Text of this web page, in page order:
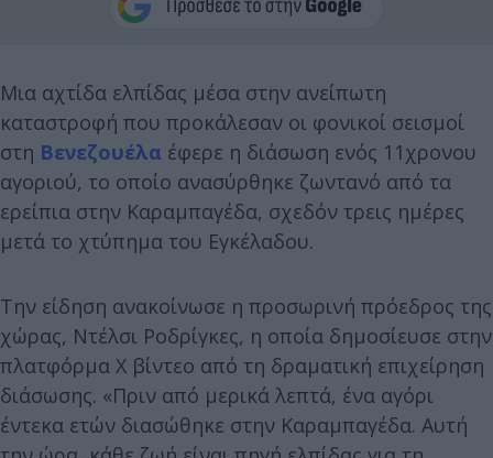
Μια αχτίδα ελπίδας μέσα στην ανείπωτη
καταστροφή που προκάλεσαν οι φονικοί σεισμοί
στη Βενεζουέλα έφερε η διάσωση ενός 11χρονου
αγοριού, το οποίο ανασύρθηκε ζωντανό από τα
ερείπια στην Καραμπαγέδα, σχεδόν τρεις ημέρες
μετά το χτύπημα του Εγκέλαδου.
Την είδηση ανακοίνωσε η προσωρινή πρόεδρος της
χώρας, Ντέλσι Ροδρίγκες, η οποία δημοσίευσε στην
πλατφόρμα X βίντεο από τη δραματική επιχείρηση
διάσωσης. «Πριν από μερικά λεπτά, ένα αγόρι
έντεκα ετών διασώθηκε στην Καραμπαγέδα. Αυτή